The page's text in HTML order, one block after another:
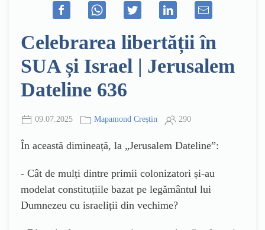
Celebrarea libertății în
SUA și Israel | Jerusalem
Dateline 636
09.07.2025 Mapamond Creștin 290
În această dimineață, la „Jerusalem Dateline”:
- Cât de mulți dintre primii colonizatori și-au
modelat constituțiile bazat pe legământul lui
Dumnezeu cu israeliții din vechime?